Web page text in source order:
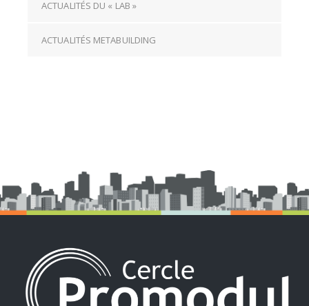
ACTUALITÉS DU « LAB »
ACTUALITÉS METABUILDING